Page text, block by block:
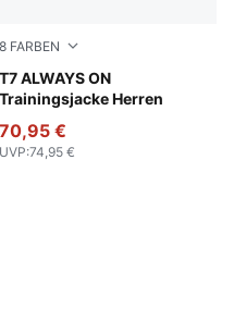
8 FARBEN
T7 ALWAYS ON
Trainingsjacke Herren
Mountain Blue
70,95 €
UVP:74,95 €